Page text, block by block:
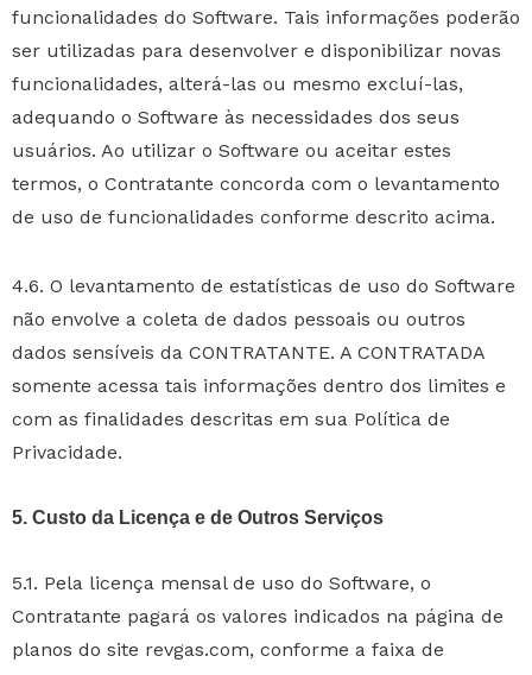
funcionalidades do Software. Tais informações poderão
ser utilizadas para desenvolver e disponibilizar novas
funcionalidades, alterá-las ou mesmo excluí-las,
adequando o Software às necessidades dos seus
usuários. Ao utilizar o Software ou aceitar estes
termos, o Contratante concorda com o levantamento
de uso de funcionalidades conforme descrito acima.
4.6. O levantamento de estatísticas de uso do Software
não envolve a coleta de dados pessoais ou outros
dados sensíveis da CONTRATANTE. A CONTRATADA
somente acessa tais informações dentro dos limites e
com as finalidades descritas em sua Política de
Privacidade.
5. Custo da Licença e de Outros Serviços
5.1. Pela licença mensal de uso do Software, o
Contratante pagará os valores indicados na página de
planos do site revgas.com, conforme a faixa de